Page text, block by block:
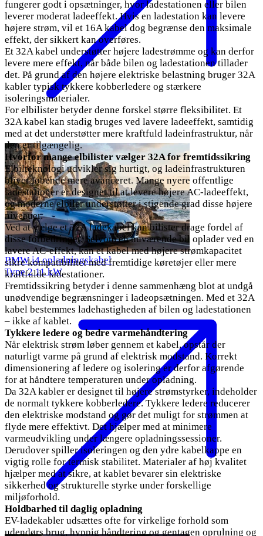
BMW i4 opladningskabel
Type 211 kW
fungerer godt i opsætninger, hvor ladestationen eller bilen
leverer moderat ladeeffekt. Hvis en ladestation kan levere
højere strøm, vil et 16A kabel dog begrænse den maksimale
effekt, der sikkert kan overføres.
Et 32A kabel understøtter højere ladestrømme og kan derfor
levere mere effekt, når både bilen og ladestationen tillader
det. På grund af den højere elektriske belastning bruger 32A
kabler typisk tykkere kobberledere og stærkere
isoleringsmaterialer.
For elbilister betyder denne forskel større fleksibilitet. Et
32A kabel kan stadig bruges ved lavere ladeeffekt, samtidig
med at det understøtter mere kraftfuld ladeinfrastruktur, når
den er tilgængelig.
Hvorfor mange elbilister vælger 32A for fremtidssikring
Elbilteknologi udvikler sig hurtigt, og ladeinfrastrukturen
bliver løbende mere avanceret. Mange nyere offentlige
ladestationer er designet til at levere højere AC-ladeeffekt,
og moderne elbiler understøtter i stigende grad disse højere
niveauer.
Ved at vælge et 32A ladekabel kan bilister drage fordel af
disse forbedringer. Selvom en nuværende bil oplader ved en
lavere AC-effekt, kan et kabel med højere strømkapacitet
sikre kompatibilitet med fremtidige køretøjer eller mere
kraftfulde ladestationer.
Fremtidssikring betyder i denne sammenhæng blot at undgå
unødvendige begrænsninger i ladeopsætningen. Med et 32A
kabel bestemmes ladehastigheden af bilen og ladestationen
– ikke af kablet.
Tykkere ledere og bedre varmehåndtering
Når elektrisk strøm løber gennem et kabel, opstår der
naturligt varme på grund af elektrisk modstand. Korrekt
dimensionering af ledere og isolering er derfor afgørende
for at håndtere temperaturen under opladning.
Da 32A kabler er designet til højere strømstyrker, indeholder
de normalt tykkere kobberledere. Tykkere ledere reducerer
den elektriske modstand og gør det muligt for strømmen at
flyde mere effektivt. Det hjælper med at minimere
varmeudvikling under længere opladningssessioner.
Derudover spiller isoleringen og den ydre kabelkappe en
vigtig rolle for termisk stabilitet. Materialer af høj kvalitet
hjælper med at sikre, at kablet bevarer sin elektriske
sikkerhed og strukturelle styrke under forskellige
miljøforhold.
Holdbarhed til daglig opladning
EV-ladekabler udsættes ofte for virkelige forhold som
udendørs brug, hyppig håndtering og gentagen oprulning og